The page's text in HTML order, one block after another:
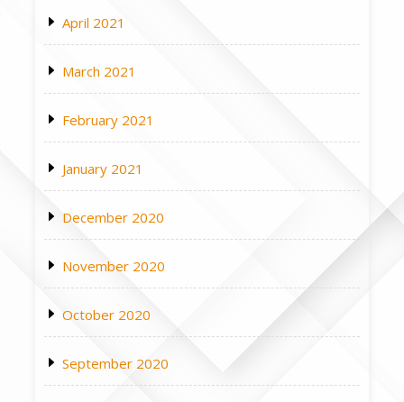
April 2021
March 2021
February 2021
January 2021
December 2020
November 2020
October 2020
September 2020